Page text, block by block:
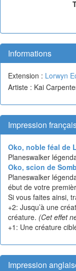
Informations
Extension : Lorwyn
Artiste : Kai
Impression
Oko, noble féal de
Planeswalker
Oko, scion de
Planeswalker
ébut de votre
Si vous faites ainsi,
+2: Jusqu’à une
créature. (Cet effet
+1: Une créature
Impression